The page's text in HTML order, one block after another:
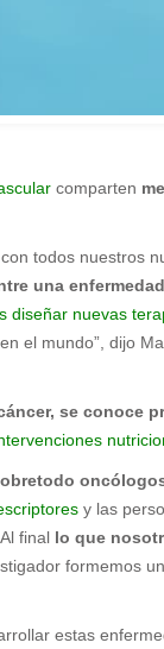
comparten
todos nuestros
una
diseñar nuevas
el mundo”, dijo
se conoce
y las
final lo que
formemos
estas